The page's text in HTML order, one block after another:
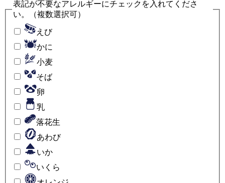
表記が不要なアレルギーにチェックを入れてくださ
い。
（複数選択可）
えび
かに
小麦
そば
卵
乳
落花生
あわび
いか
いくら